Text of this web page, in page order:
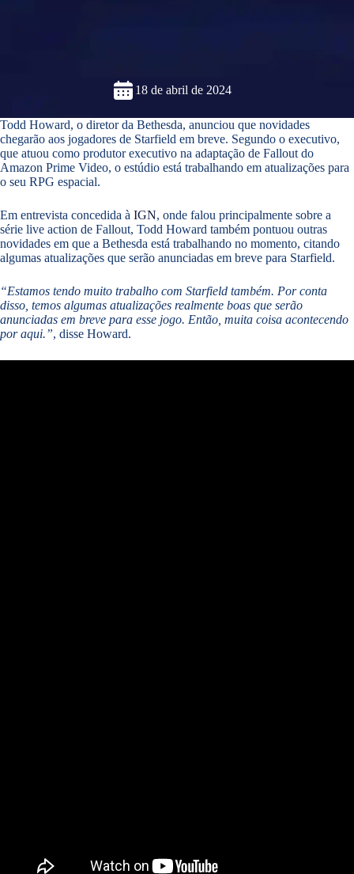
18 de abril de 2024
Todd Howard, o diretor da Bethesda, anunciou que novidades
chegarão aos jogadores de Starfield em breve. Segundo o executivo,
que atuou como produtor executivo na adaptação de Fallout do
Amazon Prime Video, o estúdio está trabalhando em atualizações para
o seu RPG espacial.
Em entrevista concedida à IGN, onde falou principalmente sobre a
série live action de Fallout, Todd Howard também pontuou outras
novidades em que a Bethesda está trabalhando no momento, citando
algumas atualizações que serão anunciadas em breve para Starfield.
“Estamos tendo muito trabalho com Starfield também. Por conta
disso, temos algumas atualizações realmente boas que serão
anunciadas em breve para esse jogo. Então, muita coisa acontecendo
por aqui.”, disse Howard.